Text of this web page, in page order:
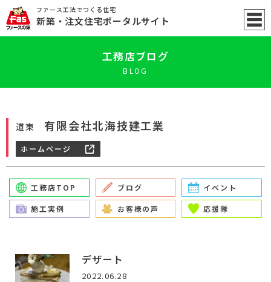
ファース工法でつくる住宅
新築 ・注文住宅ポータルサイト
工務店ブログ
BLOG
道東 有限会社北海技建工業
ホームページ
工務店TOP ブログ イベント
施工実例 お客様の声 応援隊
デザート
2022.06.28